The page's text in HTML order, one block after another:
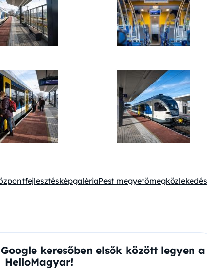
fejlesztésképgalériaPest megyetömegközlekedés
keresőben elsők között legyen a
HelloMagyar!